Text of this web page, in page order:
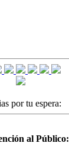
por tu espera:
al Público: